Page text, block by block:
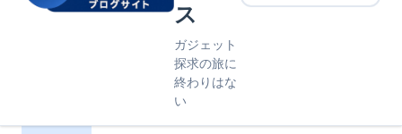
ス
ガジェット
探求の旅に
終わりはな
い